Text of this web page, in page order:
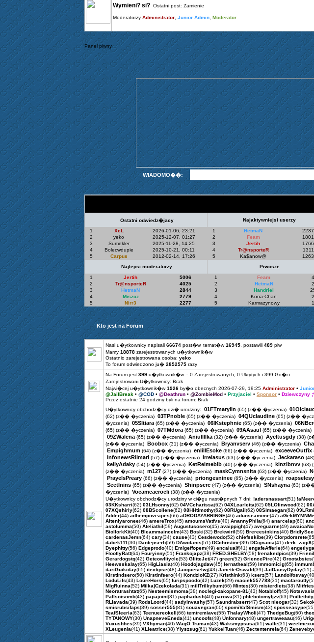
Wymieni? si? Ostatni post: Zamienie
Moderatorzy Administrator Junior Admin Moderator
Panel piwny
WIADOMO��:
Ostatni odwiedz�jacy Najaktywniejsi userzy
1
XeL
2026-01-06, 23:21
2
yeko
2025-12-07, 01:27
3
Sumekler
2025-11-28, 14:25
4
Bolecwdupie
2025-10-21, 00:11
5
Carpus 2012-02-14, 17:26
1 HetmaN
2237
2
Feam
1801
3
Jertih
1766
4
Tr@nsporteR
1311
5
Ka$anow@ 1263
Najlepsi moderatorzy Piwosze
1
Jertih
5006
2
Tr@nsporteR
4025
3
HetmaN
2844
4
Miszcz
2779
5
Nirr3 2277
1 Feam
2
HetmaN
3
Handriel
4
Kona-Chan
5
Karmazynowy
Kto jest na Forum
Nasi u�ytkownicy napisali 66674 post�w, temat�w16945 , postawili 489 piw
Mamy 18878 zarejestrowanych u�ytkownik�w
Ostatnio zarejestrowana osoba: yeko
To forum odwiedzono ju� 2852575 razy
Na Forum jest 399 u�ytkownik�w :: 0 Zarejestrowanych, 0 Ukrytych i 399 Go�ci
Zarejestrowani U�ytkownicy: Brak
Najwi�cej u�ytkownik�w1926 by�o obecnych 2026-07-29, 19:25 Administrator •
@JailBreak • @COD • @Deathrun • @ZombieMod • Przyjaciel • Sponsor • Dziewczyny
Przez ostatnie 24 godziny byli na forum: Brak
U�ytkownicy obchodz�cy dzi� urodziny: 01FTmarylin (65) (z�� �yczenia)
(62) (z�� �yczenia) 03TPnoble (65) (z�� �yczenia) 04QUclaudine (65) (z��
�yczenia) 05SItiara (65) (z�� �yczenia) 06IKstephnie (65) (z�� �yczenia)
(65) (z�� �yczenia) 07TMdora (65) (z�� �yczenia) 09AAsaul (65) (z�� �yczenia)
09ZWalena (65) (z�� �yczenia) Aniullllka (32) (z�� �yczenia) Aycltusgdy (38)
(z�� �yczenia) Boobox (31) (z�� �yczenia) Bryanvserv (46) (z�� �yczenia)
Empighmum (64) (z�� �yczenia) enlillEsoke (66) (z�� �yczenia) exceeveOutfix
InfonewsRilmari (57) (z�� �yczenia) Irrelasus (63) (z�� �yczenia) Jeckaraso (48)
kellyAdaky (54) (z�� �yczenia) KetReimebib (40) (z�� �yczenia) kinzlbnvv (63)
(z�� �yczenia) m127 (27) (z�� �yczenia) maskCymnsnita (63) (z�� �yczenia)
PrayelsPreary (66) (z�� �yczenia) priongesninee (65) (z�� �yczenia)
SeetInins (65) (z�� �yczenia) Shinpserc (47) (z�� �yczenia) SNshayna (63)
�yczenia) Vocameacroeli (38) (z�� �yczenia)
U�ytkownicy obchodz�cy urodziny w ci�gu nast�pnych 7 dni: !adersnassart(51)
03KKsharri(62) 03LHsonny(62) 04VCcharissa(62) 04XLcarletta(62) 05LOlinwood(62)
07XQshirly(62) 08BScollene(62) 08HHtimothy(62) 08RUgail(62) 08SImaegan(62)
Adder(44) adhempoveapes(66) aDRODAYARRINGE(46) adunseamime(47)
Altenlyaronee(46) amereTrox(45) amoumsVatfvs(40) AnannyPhila(64) anarcelap(60)
astolumma(50) Ateliathil(59) Augustusosero(45) avaippigh(47) aveguarne(49)
BiollorkKit(40) Bleammaincelm(43) Boski(32) Brekwiril(59) Brereesinkins(40)
cardenasJemn(64) cary(34) cause(43) Cesdewodo(52) chiefsskibe(39) Clorpdorsrete
dabek111(30) Dantepserb(59) DAwidanis(51) DCchristine(39) DCignacia(41) derk_zagi8
Dyephitty(56) Edgeprodo(40) Emigeffopem(49) encalualf(41) engafeAfferie(64)
FlootlyRatt(64) Fouryinny(51) Frankojxpz(38) FRED.SHELBY(58) frenakedpics(39)
Gerardogstq(42) Geteowlitycle(53) GlitteJet(47) green(52) GriencePire(42) Grootabstes
Heewsskalay(65) HigLiasia(40) Hoodojagdaw(45) Iernatheal(59) Immomicig(65)
itariGuikiday(65) itectipse(48) Jacqueselwj(43) JanetteOswald(39) JatDausyDyday(51)
Kirstindsero(50) Kirstinfsero(44) KondzioKZ(27) Kristhink(63) kserz(57) Landolfosvay
LoduLifs(43) LoureHors(65) luripspoodo(42) Luzek(29) maciek557788(31) mactaroutty
MigRuinna(52) Milka|Czekolada(31) millTrilkybum(66) Mintes(30) misterdiets(38)
Neoratrashtat(65) Nesteemismoma(38) noclegi-zakopane-81(43) Notabloff(45) Notswasia
Pallsoisomb(43) papajoint(31) paphadush(40) parowa(31) phlebotomyljzv(63)
RLlavada(39) RodsLoord(44) sadyinvashy(57) Saundrabserr(47) Scot nieogar(32)
smisrubsifaps(39) sosser555(81) souavegran(60) spomiVafSmism(43) sposseasype
TeafSleeria(63) Teenuereokell(66) temtremiave(55) ThalayWholi(47) ThedgeBug(60)
TYTANOWY(30) UnapneveEneda(41) uncoofs(48) Unfonnary(48) ungertraweaau(46)
Vuxushhes(39) VXhyman(40) WagO Truman(43) Waksmypsusa(61) walle(31)
XLeugenia(41) XLleatrice(38) Ylyszsug(61) YukkeiTuan(46) Zectentenrela(64)